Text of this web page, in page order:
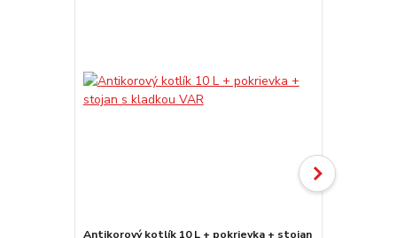
Antikorový kotlík 10 L + pokrievka + stojan